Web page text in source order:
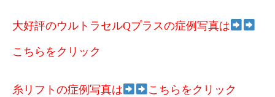
大好評のウルトラセルQプラスの症例写真は
こちらをクリック
糸リフトの症例写真は こちらをクリック